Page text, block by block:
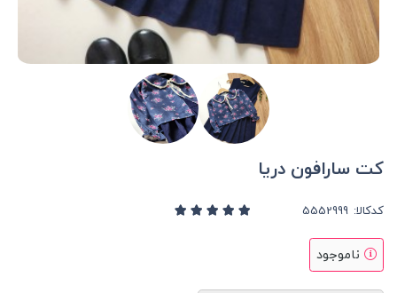
کت سارافون دریا
کدکالا:
ناموجود